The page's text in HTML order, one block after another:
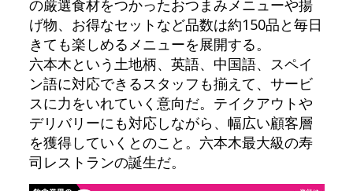
の厳選食材をつかったおつまみメニューや揚
げ物、お得なセットなど品数は約150品と毎日
きても楽しめるメニューを展開する。
六本木という土地柄、英語、中国語、スペイ
ン語に対応できるスタッフも揃えて、サービ
スに力をいれていく意向だ。テイクアウトや
デリバリーにも対応しながら、幅広い顧客層
を獲得していくとのこと。六本木最大級の寿
司レストランの誕生だ。